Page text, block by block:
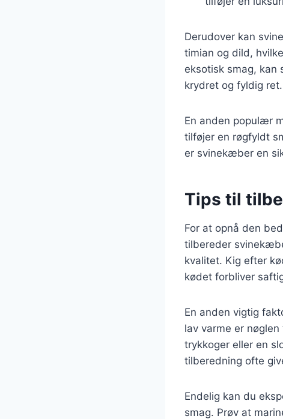
Derudover kan
timian og dild,
eksotisk smag, kan
krydret og fyldig ret.
En anden populær
tilføjer en røgfyldt
er svinekæber en
Tips til
For at opnå den
tilbereder
kvalitet. Kig efter
kødet forbliver
En anden vigtig
lav varme er
trykkoger eller en
tilberedning ofte
Endelig kan du
smag. Prøv at